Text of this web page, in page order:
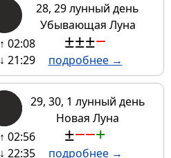
28, 29 лунный день
Убывающая Луна
↑ 02:08
↓ 21:29
±±±−
подробнее →
29, 30, 1 лунный день
Новая Луна
↑ 02:56
↓ 22:35
±−−+
подробнее →